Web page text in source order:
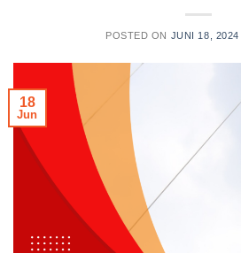
POSTED ON JUNI 18, 2024
18
Jun